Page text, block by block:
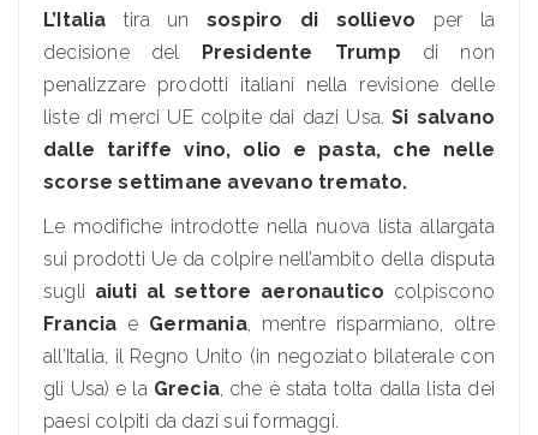
L’Italia tira un sospiro di sollievo per la
decisione del
Presidente Trump di non
penalizzare prodotti italiani nella revisione delle
liste di merci UE colpite dai dazi Usa.Si salvano
dalle tariffe vino, olio e pasta, che nelle
scorse settimane avevano tremato.
Le modifiche introdotte nella nuova lista allargata
sui prodotti Ue da colpire nell’ambito della disputa
sugli aiuti al settore aeronautico colpiscono
Francia e Germania, mentre risparmiano, oltre
all’Italia, il Regno Unito (in negoziato bilaterale con
gli Usa) e la Grecia, che è stata tolta dalla lista dei
paesi colpiti da dazi sui formaggi.